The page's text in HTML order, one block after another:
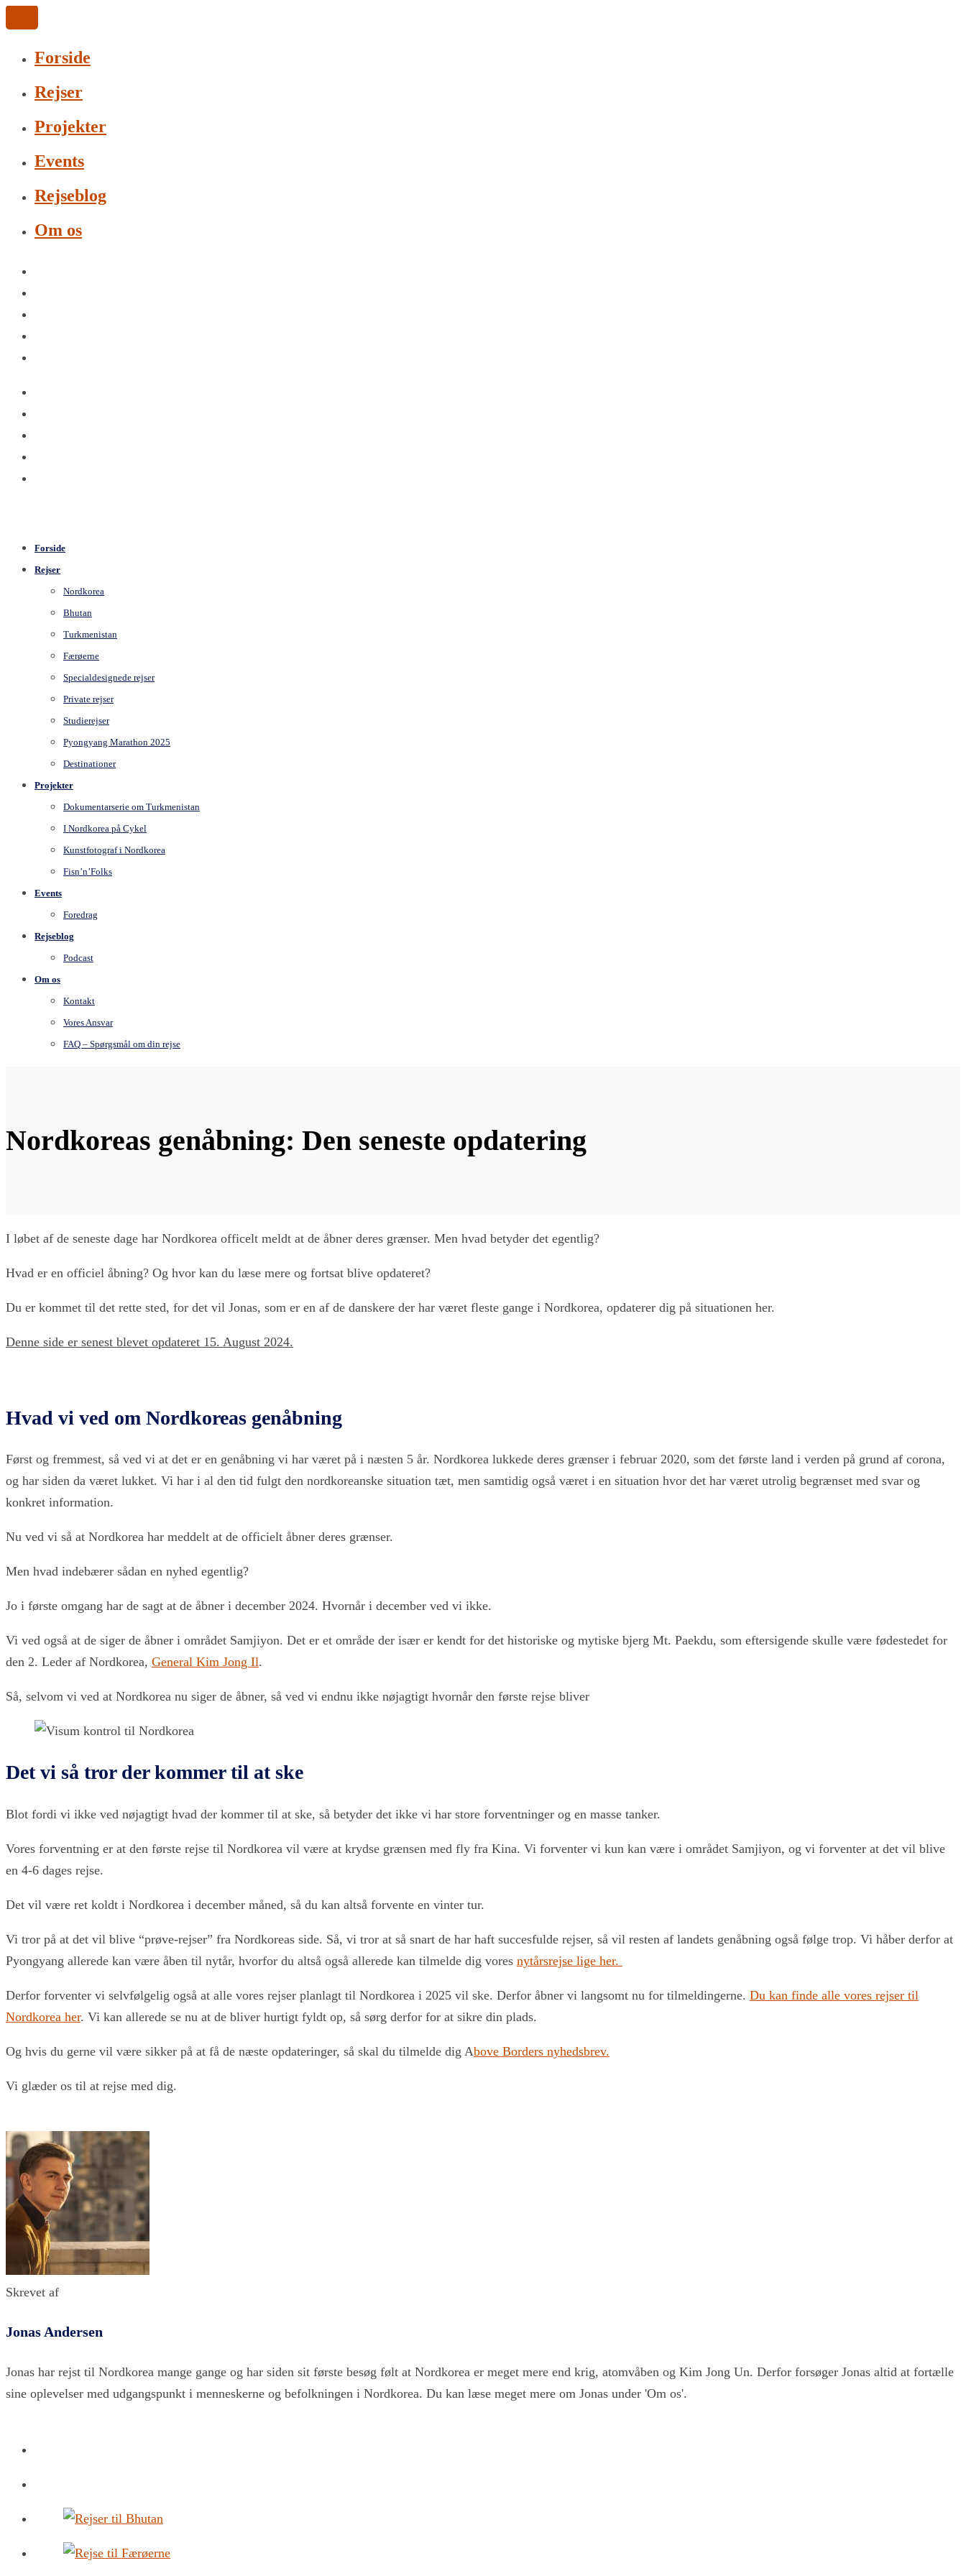
Forside
Rejser
Projekter
Events
Rejseblog
Om os
Forside
Rejser
Nordkorea
Bhutan
Turkmenistan
Færøerne
Specialdesignede rejser
Private rejser
Studierejser
Pyongyang Marathon 2025
Destinationer
Projekter
Dokumentarserie om Turkmenistan
I Nordkorea på Cykel
Kunstfotograf i Nordkorea
Fisn’n’Folks
Events
Foredrag
Rejseblog
Podcast
Om os
Kontakt
Vores Ansvar
FAQ – Spørgsmål om din rejse
Nordkoreas genåbning: Den seneste opdatering
I løbet af de seneste dage har Nordkorea officelt meldt at de åbner deres grænser. Men hvad betyder det egentlig?
Hvad er en officiel åbning? Og hvor kan du læse mere og fortsat blive opdateret?
Du er kommet til det rette sted, for det vil Jonas, som er en af de danskere der har været fleste gange i Nordkorea, opdaterer dig på situationen her.
Denne side er senest blevet opdateret 15. August 2024.
Hvad vi ved om Nordkoreas genåbning
Først og fremmest, så ved vi at det er en genåbning vi har været på i næsten 5 år. Nordkorea lukkede deres grænser i februar 2020, som det første land i verden på grund af corona,
og har siden da været lukket. Vi har i al den tid fulgt den nordkoreanske situation tæt, men samtidig også været i en situation hvor det har været utrolig begrænset med svar og
konkret information.
Nu ved vi så at Nordkorea har meddelt at de officielt åbner deres grænser.
Men hvad indebærer sådan en nyhed egentlig?
Jo i første omgang har de sagt at de åbner i december 2024. Hvornår i december ved vi ikke.
Vi ved også at de siger de åbner i området Samjiyon. Det er et område der især er kendt for det historiske og mytiske bjerg Mt. Paekdu, som eftersigende skulle være fødestedet for
den 2. Leder af Nordkorea, General Kim Jong Il.
Så, selvom vi ved at Nordkorea nu siger de åbner, så ved vi endnu ikke nøjagtigt hvornår den første rejse bliver
Det vi så tror der kommer til at ske
Blot fordi vi ikke ved nøjagtigt hvad der kommer til at ske, så betyder det ikke vi har store forventninger og en masse tanker.
Vores forventning er at den første rejse til Nordkorea vil være at krydse grænsen med fly fra Kina. Vi forventer vi kun kan være i området Samjiyon, og vi forventer at det vil blive
en 4-6 dages rejse.
Det vil være ret koldt i Nordkorea i december måned, så du kan altså forvente en vinter tur.
Vi tror på at det vil blive “prøve-rejser” fra Nordkoreas side. Så, vi tror at så snart de har haft succesfulde rejser, så vil resten af landets genåbning også følge trop. Vi håber derfor at
Pyongyang allerede kan være åben til nytår, hvorfor du altså også allerede kan tilmelde dig vores nytårsrejse lige her.
Derfor forventer vi selvfølgelig også at alle vores rejser planlagt til Nordkorea i 2025 vil ske. Derfor åbner vi langsomt nu for tilmeldingerne. Du kan finde alle vores rejser til
Nordkorea her. Vi kan allerede se nu at de bliver hurtigt fyldt op, så sørg derfor for at sikre din plads.
Og hvis du gerne vil være sikker på at få de næste opdateringer, så skal du tilmelde dig Above Borders nyhedsbrev.
Vi glæder os til at rejse med dig.
Skrevet af
Jonas Andersen
Jonas har rejst til Nordkorea mange gange og har siden sit første besøg følt at Nordkorea er meget mere end krig, atomvåben og Kim Jong Un. Derfor forsøger Jonas altid at fortælle
sine oplevelser med udgangspunkt i menneskerne og befolkningen i Nordkorea. Du kan læse meget mere om Jonas under 'Om os'.